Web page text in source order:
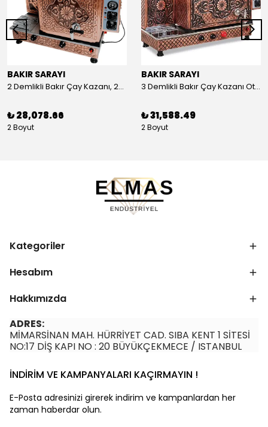
BAKIR SARAYI
2 Demlikli Bakır Çay Kazanı, 25 Litre
₺ 28,078.66
2 Boyut
BAKIR SARAYI
3 Demlikli Bakır Çay Kazanı Otomatik, 30 Litre
₺ 31,588.49
2 Boyut
Kategoriler
Hesabım
Hakkımızda
ADRES:
MİMARSİNAN MAH. HÜRRİYET CAD. SIBA KENT 1 SİTESİ
NO:17 DİŞ KAPI NO : 20 BÜYÜKÇEKMECE / ISTANBUL
İNDİRİM VE KAMPANYALARI KAÇIRMAYIN !
E-Posta adresinizi girerek indirim ve kampanlardan her
zaman haberdar olun.